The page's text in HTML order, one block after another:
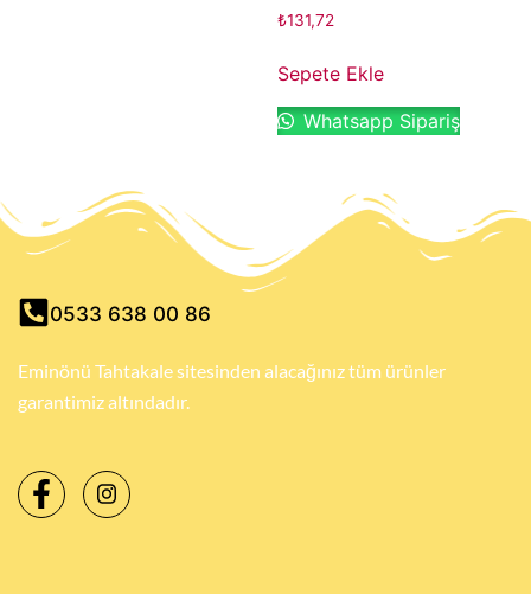
₺131,72
Sepete Ekle
Whatsapp Sipariş
0533 638 00 86
Eminönü Tahtakale sitesinden alacağınız tüm ürünler
garantimiz altındadır.